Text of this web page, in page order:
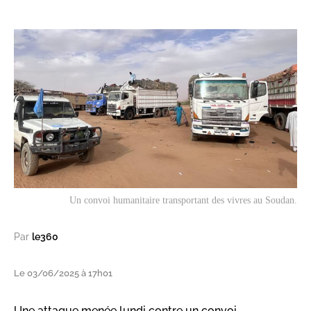
Un convoi humanitaire transportant des vivres au Soudan.
Par le360
Le 03/06/2025 à 17h01